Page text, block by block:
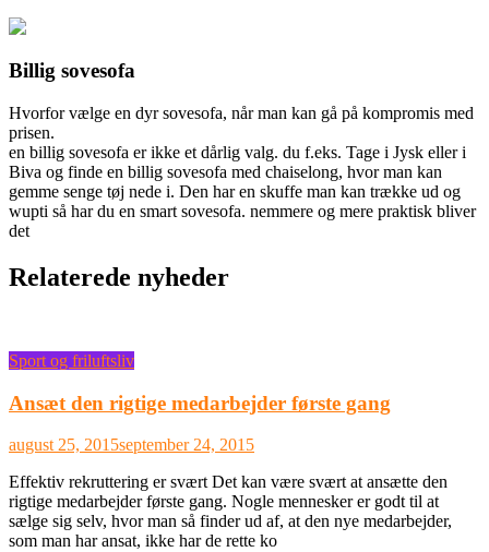
Billig sovesofa
Hvorfor vælge en dyr sovesofa, når man kan gå på kompromis med
prisen.
en billig sovesofa er ikke et dårlig valg. du f.eks. Tage i Jysk eller i
Biva og finde en billig sovesofa med chaiselong, hvor man kan
gemme senge tøj nede i. Den har en skuffe man kan trække ud og
wupti så har du en smart sovesofa. nemmere og mere praktisk bliver
det
Relaterede nyheder
Sport og friluftsliv
Ansæt den rigtige medarbejder første gang
august 25, 2015september 24, 2015
Effektiv rekruttering er svært Det kan være svært at ansætte den
rigtige medarbejder første gang. Nogle mennesker er godt til at
sælge sig selv, hvor man så finder ud af, at den nye medarbejder,
som man har ansat, ikke har de rette ko